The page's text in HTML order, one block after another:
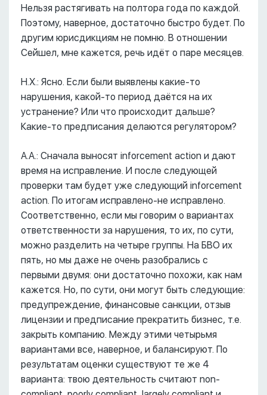
Нельзя растягивать на полтора года по каждой.
Поэтому, наверное, достаточно быстро будет. По
другим юрисдикциям не помню. В отношении
Сейшел, мне кажется, речь идёт о паре месяцев.
Н.Х.: Ясно. Если были выявлены какие-то
нарушения, какой-то период даётся на их
устранение? Или что происходит дальше?
Какие-то предписания делаются регулятором?
А.А.: Сначала выносят inforcement action и дают
время на исправление. И после следующей
проверки там будет уже следующий inforcement
action. По итогам исправлено-не исправлено.
Соответственно, если мы говорим о вариантах
ответственности за нарушения, то их, по сути,
можно разделить на четыре группы. На БВО их
пять, но мы даже не очень разобрались с
первыми двумя: они достаточно похожи, как нам
кажется. Но, по сути, они могут быть следующие:
предупреждение, финансовые санкции, отзыв
лицензии и предписание прекратить бизнес, т.е.
закрыть компанию. Между этими четырьмя
вариантами все, наверное, и балансируют. По
результатам оценки существуют те же 4
варианта: твою деятельность считают non-